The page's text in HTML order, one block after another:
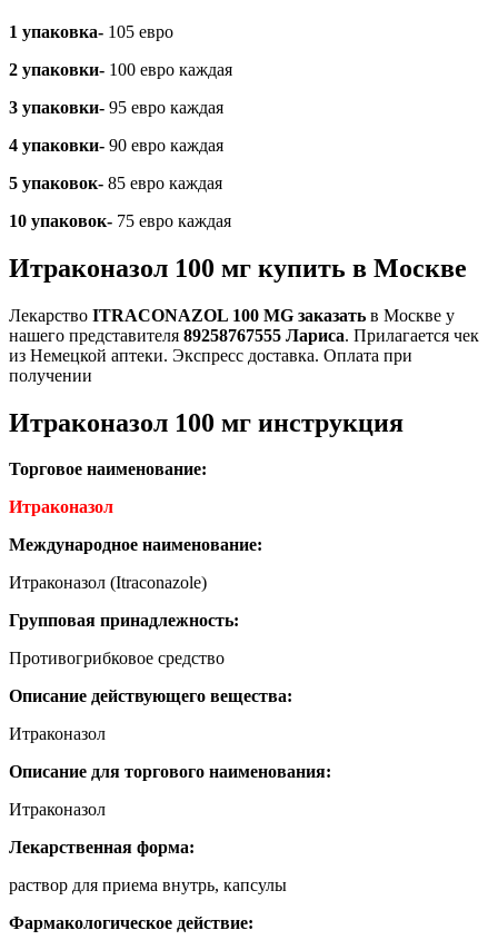
1 упаковка- 105 евро
2 упаковки- 100 евро каждая
3 упаковки- 95 евро каждая
4 упаковки- 90 евро каждая
5 упаковок- 85 евро каждая
10 упаковок- 75 евро каждая
Итраконазол 100 мг купить в Москве
Лекарство ITRACONAZOL 100 MG заказать в Москве у
нашего представителя 89258767555 Лариса. Прилагается чек
из Немецкой аптеки. Экспресс доставка. Оплата при
получении
Итраконазол 100 мг инструкция
Торговое наименование:
Итраконазол
Международное наименование:
Итраконазол (Itraconazole)
Групповая принадлежность:
Противогрибковое средство
Описание действующего вещества:
Итраконазол
Описание для торгового наименования:
Итраконазол
Лекарственная форма:
раствор для приема внутрь, капсулы
Фармакологическое действие: